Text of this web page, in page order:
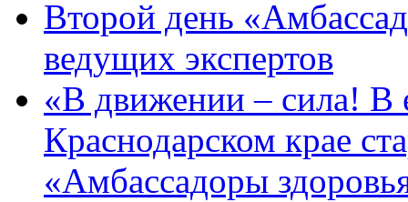
Второй день
ведущих экспертов
«В движении – сила! В
Краснодарском крае
«Амбассадоры